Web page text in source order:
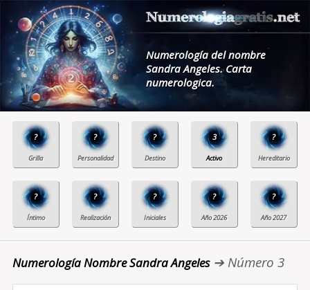
Numerología del nombre
Sandra Angeles. Carta
numerologica.
? ? ? 3 ?
? ? ? ? ?
Numerología Nombre Sandra Angeles➔ Número 3